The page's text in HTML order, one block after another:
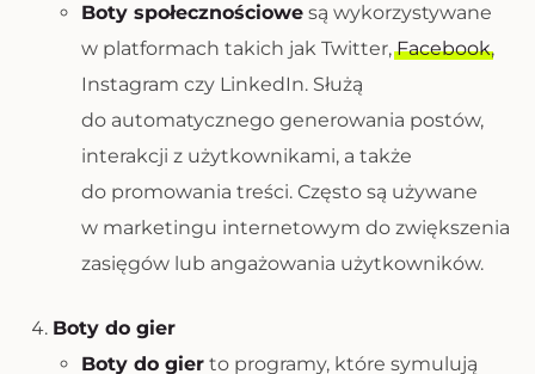
Boty społecznościowe są wykorzystywane
w platformach takich jak Twitter,Facebook,
Instagram czy LinkedIn. Służą
do automatycznego generowania postów,
interakcji z użytkownikami, a także
do promowania treści. Często są używane
w marketingu internetowym do zwiększenia
zasięgów lub angażowania użytkowników.
Boty do gier
Boty do gier to programy, które symulują